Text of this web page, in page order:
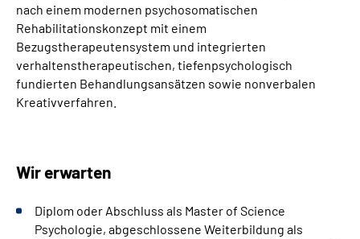
nach einem modernen psychosomatischen
Rehabilitationskonzept mit einem
Bezugstherapeutensystem und integrierten
verhaltenstherapeutischen, tiefenpsychologisch
fundierten Behandlungsansätzen sowie nonverbalen
Kreativverfahren.
Wirerwarten
Diplom oder Abschluss als Master of Science
Psychologie, abgeschlossene Weiterbildung als